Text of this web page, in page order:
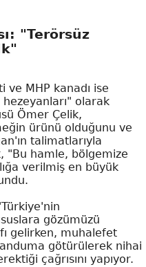
"Terörsüz
ve MHP kanadı ise
olarak
Ömer Çelik,
ürünü olduğunu ve
talimatlarıyla
"Bu hamle, bölgemize
verilmiş en büyük
gözümüzü
gelirken, muhalefet
götürülerek nihai
çağrısını yapıyor.